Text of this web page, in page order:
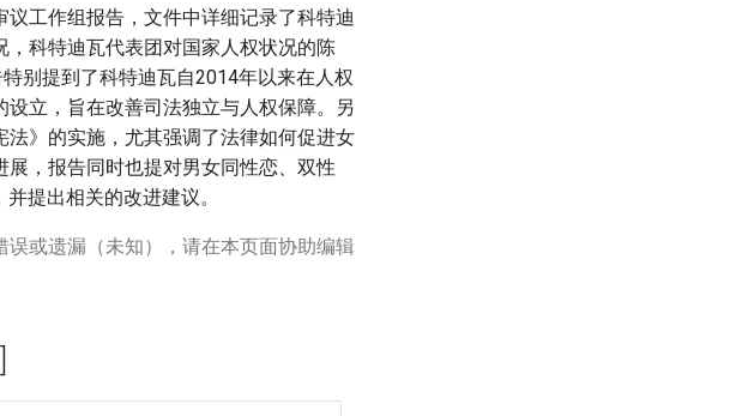
工作组报告，文件中详细记录了科特迪
科特迪瓦代表团对国家人权状况的陈
别提到了科特迪瓦自2014年以来在人权
立，旨在改善司法独立与人权保障。另
》的实施，尤其强调了法律如何促进女
，报告同时也提对男女同性恋、双性
提出相关的改进建议。
或遗漏（未知），请在本页面协助编辑